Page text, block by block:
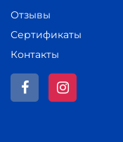
Отзывы
Сертификаты
Контакты